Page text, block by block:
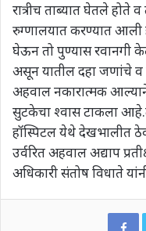
रात्रीच ताब्यात घेतले होते
रुग्णालयात करण्यात आली
घेऊन तो पुण्यास रवानगी
असून यातील दहा जणांचे
अहवाल नकारात्मक
सुटकेचा श्वास टाकला
हॉस्पिटल येथे देखभालीत
उर्वरित अहवाल अद्याप
अधिकारी संतोष विधाते